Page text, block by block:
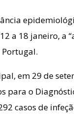
a 18 janeiro,
Portugal.
em 29 de
para o
casos de